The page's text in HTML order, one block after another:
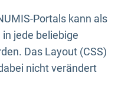
Portals kann als
jede beliebige
Das Layout (CSS)
nicht verändert